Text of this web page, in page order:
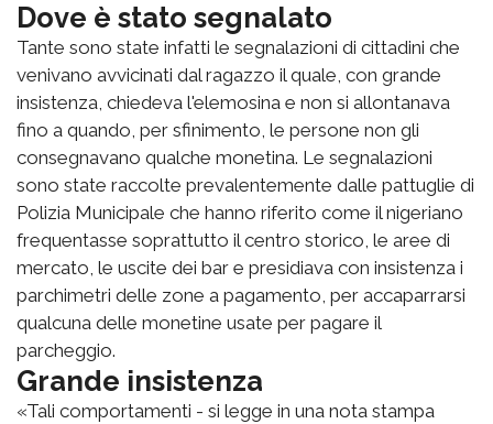
Dove è stato segnalato
Tante sono state infatti le segnalazioni di cittadini che
venivano avvicinati dal ragazzo il quale, con grande
insistenza, chiedeva l'elemosina e non si allontanava
fino a quando, per sfinimento, le persone non gli
consegnavano qualche monetina. Le segnalazioni
sono state raccolte prevalentemente dalle pattuglie di
Polizia Municipale che hanno riferito come il nigeriano
frequentasse soprattutto il centro storico, le aree di
mercato, le uscite dei bar e presidiava con insistenza i
parchimetri delle zone a pagamento, per accaparrarsi
qualcuna delle monetine usate per pagare il
parcheggio.
Grande insistenza
«Tali comportamenti - si legge in una nota stampa